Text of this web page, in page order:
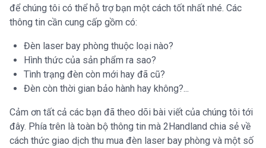
để chúng tôi có thể hỗ trợ bạn một cách tốt nhất nhé. Các
thông tin cần cung cấp gồm có:
Đèn laser bay phòng thuộc loại nào?
Hình thức của sản phẩm ra sao?
Tình trạng đèn còn mới hay đã cũ?
Đèn còn thời gian bảo hành hay không?...
Cảm ơn tất cả các bạn đã theo dõi bài viết của chúng tôi tới
đây. Phía trên là toàn bộ thông tin mà 2Handland chia sẻ về
cách thức giao dịch thu mua đèn laser bay phòng và một số